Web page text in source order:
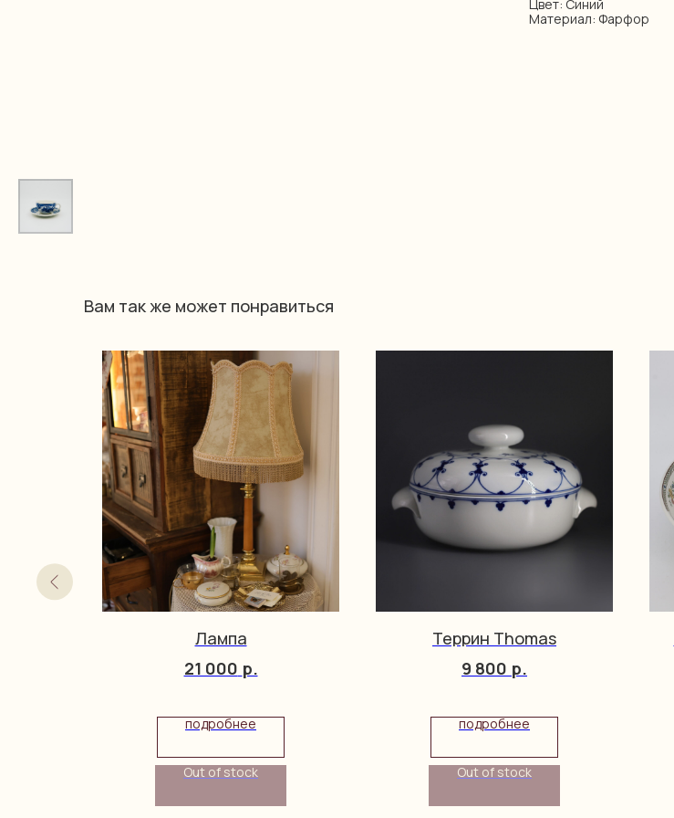
Цвет: Синий
Материал: Фарфор
Вам так же может понравиться
Лампа
21 000 р.
подробнее
Out of stock
Террин Thomas
9 800 р.
подробнее
Out of stock